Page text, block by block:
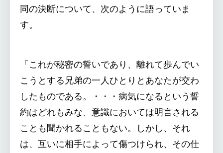
同の決断について、次のように語っていま
す。
「これが秘密の誓いであり、離れて歩んでい
こうとする兄弟の一人ひとりとあなたが交わ
したものである。・・・病気になるという誓
約はどれもみな、意識においては明言される
ことも聞かれることもない。しかし、それ
は、互いに相手によって傷つけられ、その仕